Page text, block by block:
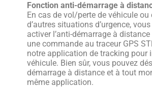
Fonction anti-démarrage à
En cas de vol/perte de véhicule ou
d’autres situations d’urgence,
activer l’anti-démarrage à
une commande au traceur GPS
notre application de tracking pour
véhicule. Bien sûr, vous pouvez
démarrage à distance et à tout
même application.